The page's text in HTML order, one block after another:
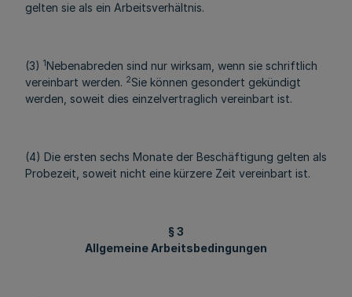
gelten sie als ein Arbeitsverhältnis.
(3) 1Nebenabreden sind nur wirksam, wenn sie schriftlich
vereinbart werden. 2Sie können gesondert gekündigt
werden, soweit dies einzelvertraglich vereinbart ist.
(4) Die ersten sechs Monate der Beschäftigung gelten als
Probezeit, soweit nicht eine kürzere Zeit vereinbart ist.
§ 3
Allgemeine Arbeitsbedingungen